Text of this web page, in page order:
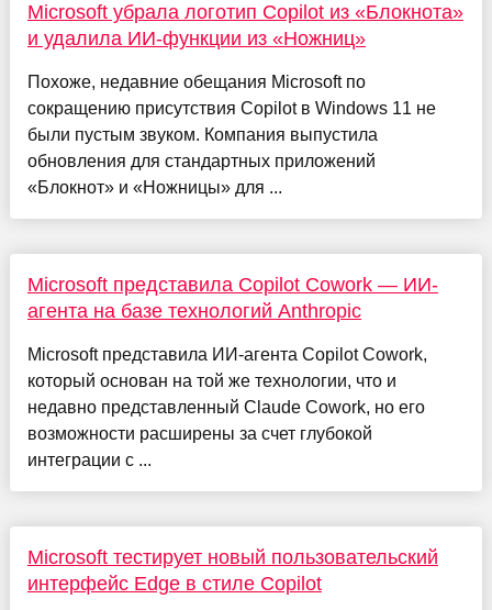
Microsoft убрала логотип Copilot из «Блокнота»
и удалила ИИ-функции из «Ножниц»
Похоже, недавние обещания Microsoft по
сокращению присутствия Copilot в Windows 11 не
были пустым звуком. Компания выпустила
обновления для стандартных приложений
«Блокнот» и «Ножницы» для ...
Microsoft представила Copilot Cowork — ИИ-
агента на базе технологий Anthropic
Microsoft представила ИИ-агента Copilot Cowork,
который основан на той же технологии, что и
недавно представленный Claude Cowork, но его
возможности расширены за счет глубокой
интеграции с ...
Microsoft тестирует новый пользовательский
интерфейс Edge в стиле Copilot